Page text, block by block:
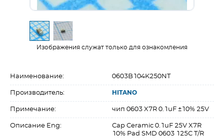
Изображения служат только для ознакомления
Наименование: 0603B104K250NT
Производитель: HITANO
Примечание: чип 0603 X7R 0.1uF ±10% 25V
Описание Eng:
Cap Ceramic 0.1uF 25V X7R
10% Pad SMD 0603 125C T/R